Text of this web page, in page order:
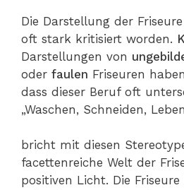
Die Darstellung der
oft stark kritisiert worden.
Darstellungen von
oder faulen Friseuren
dass dieser Beruf oft
„Waschen, Schneiden,
bricht mit diesen
facettenreiche Welt der
positiven Licht. Die